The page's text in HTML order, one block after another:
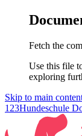
Fetch the
Use this file
exploring
Skip to main
123Hundeschule